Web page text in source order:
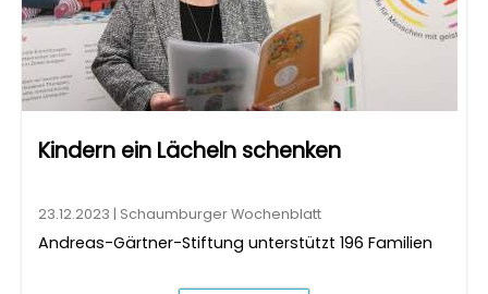
Kindern ein Lächeln schenken
23.12.2023 | Schaumburger Wochenblatt
Andreas-Gärtner-Stiftung unterstützt 196 Familien